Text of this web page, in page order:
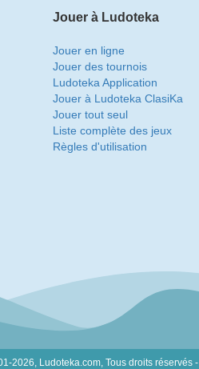
Jouer à Ludoteka
Jouer en ligne
Jouer des tournois
Ludoteka Application
Jouer à Ludoteka ClasiKa
Jouer tout seul
Liste complète des jeux
Règles d'utilisation
2026, Ludoteka.com, Tous droits réservés -